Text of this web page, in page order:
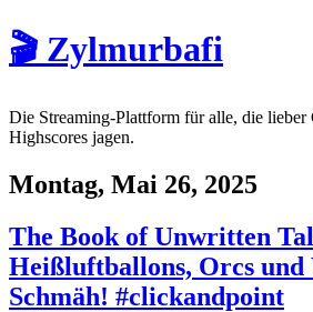
🎬 Zylmurbafi
Die Streaming-Plattform für alle, die lieber
Highscores jagen.
Montag, Mai 26, 2025
The Book of Unwritten
Heißluftballons, Orcs und
Schmäh! #clickandpoint